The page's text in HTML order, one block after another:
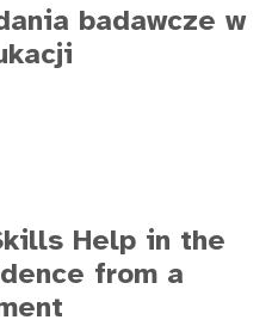
badawcze w
Help in the
from a